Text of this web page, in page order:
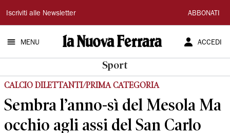
La
Nuova
Ferrara
Iscriviti alle Newsletter ABBONATI
MENU ACCEDI
Sport
CALCIO DILETTANTI/PRIMA CATEGORIA
Sembra l’anno-sì del Mesola Ma
occhio agli assi del San Carlo